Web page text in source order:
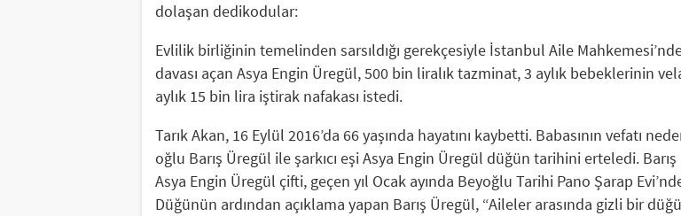
dolaşan dedikodular:
Evlilik birliğinin temelinden sarsıldığı gerekçesiyle İstanbul Aile
davası açan Asya Engin Üregül, 500 bin liralık tazminat, 3 aylık bebeklerinin
aylık 15 bin lira iştirak nafakası istedi.
Tarık Akan, 16 Eylül 2016’da 66 yaşında hayatını kaybetti. Babasının vefatı
oğlu Barış Üregül ile şarkıcı eşi Asya Engin Üregül düğün tarihini erteledi.
Asya Engin Üregül çifti, geçen yıl Ocak ayında Beyoğlu Tarihi Pano Şarap
Düğünün ardından açıklama yapan Barış Üregül, “Aileler arasında gizli bir